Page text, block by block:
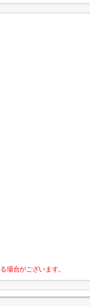
場合がございます。